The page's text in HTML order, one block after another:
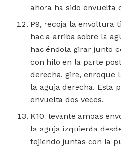
ahora ha sido envuelta
P9, recoja la envoltura
hacia arriba sobre la
haciéndola girar junto
con hilo en la parte
derecha, gire, enroque
la aguja derecha. Esta
envuelta dos veces.
K10, levante ambas
la aguja izquierda
tejiendo juntas con la